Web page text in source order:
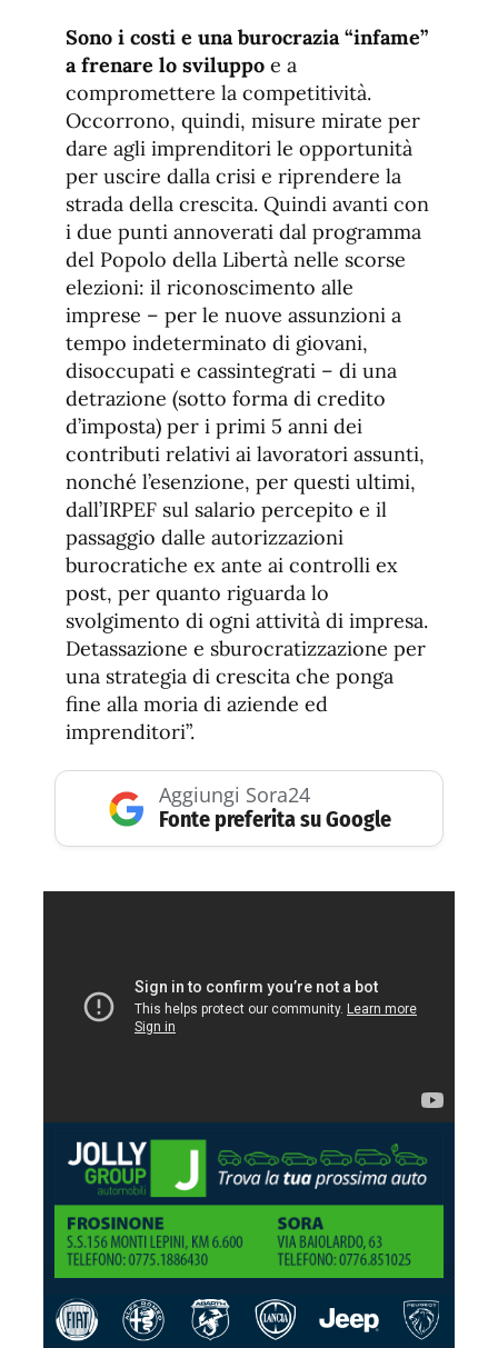
Sono i costi e una burocrazia “infame”
a frenare lo sviluppo e a
compromettere la competitività.
Occorrono, quindi, misure mirate per
dare agli imprenditori le opportunità
per uscire dalla crisi e riprendere la
strada della crescita. Quindi avanti con
i due punti annoverati dal programma
del Popolo della Libertà nelle scorse
elezioni: il riconoscimento alle
imprese – per le nuove assunzioni a
tempo indeterminato di giovani,
disoccupati e cassintegrati – di una
detrazione (sotto forma di credito
d’imposta) per i primi 5 anni dei
contributi relativi ai lavoratori assunti,
nonché l’esenzione, per questi ultimi,
dall’IRPEF sul salario percepito e il
passaggio dalle autorizzazioni
burocratiche ex ante ai controlli ex
post, per quanto riguarda lo
svolgimento di ogni attività di impresa.
Detassazione e sburocratizzazione per
una strategia di crescita che ponga
fine alla moria di aziende ed
imprenditori”.
Aggiungi Sora24
Fonte preferita su Google